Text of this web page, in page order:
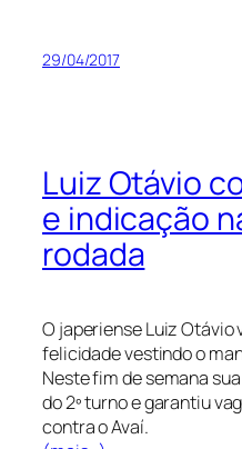
29/04/2017
Luiz Otávio
e indicação
rodada
O japeriense Luiz Otávio
felicidade vestindo o
Neste fim de semana
do 2º turno e garantiu
contra o Avaí.